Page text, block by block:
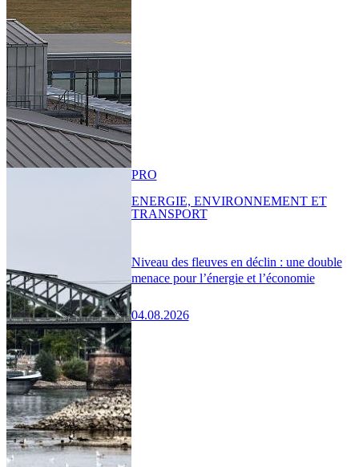
Niveau des fleuves en déclin : une double
menace pour l’énergie et l’économie
04.08.2026
PRO
ENERGIE, ENVIRONNEMENT ET
TRANSPORT